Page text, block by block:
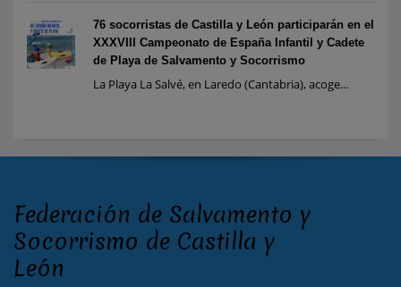
76 socorristas de Castilla y León participarán en el
XXXVIII Campeonato de España Infantil y Cadete
de Playa de Salvamento y Socorrismo
La Playa La Salvé, en Laredo (Cantabria), acoge...
Federación de Salvamento y
Socorrismo de Castilla y
León